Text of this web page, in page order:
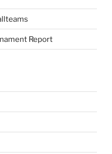
Report